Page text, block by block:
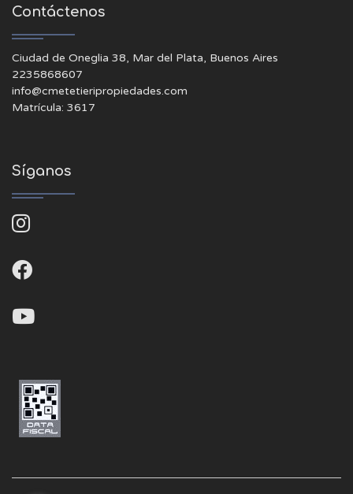
Contáctenos
Ciudad de Oneglia 38, Mar del Plata, Buenos Aires
2235868607
info@cmetetieripropiedades.com
Matrícula: 3617
Síganos